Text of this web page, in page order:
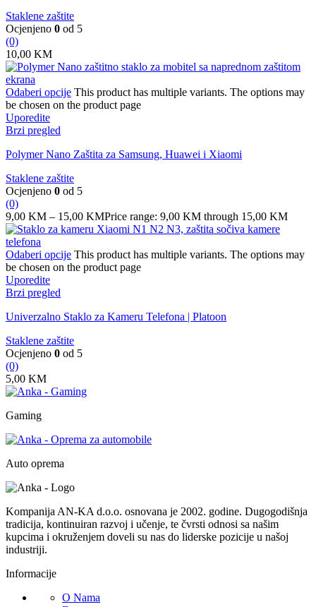
Staklene zaštite
Ocjenjeno 0 od 5
(0)
10,00 KM
Odaberi opcije This product has multiple variants. The options may
be chosen on the product page
Uporedite
Brzi pregled
Polymer Nano Zaštita za Samsung, Huawei i Xiaomi
Staklene zaštite
Ocjenjeno 0 od 5
(0)
9,00 KM – 15,00 KMPrice range: 9,00 KM through 15,00 KM
Odaberi opcije This product has multiple variants. The options may
be chosen on the product page
Uporedite
Brzi pregled
Univerzalno Staklo za Kameru Telefona | Platoon
Staklene zaštite
Ocjenjeno 0 od 5
(0)
5,00 KM
Gaming
Auto oprema
Kompanija AN-KA d.o.o. osnovana je 2002. godine. Dugogodišnja
tradicija, kontinuiran razvoj i učenje, te čvrsti odnosi sa našim
kupcima i okruženjem doveli su nas do liderske pozicije u našoj
industriji.
Informacije
O Nama